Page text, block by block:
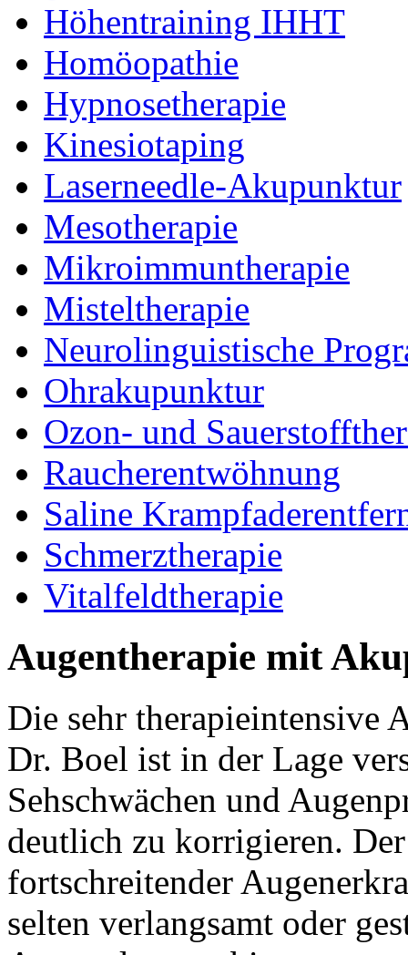
Höhentraining IHHT
Homöopathie
Hypnosetherapie
Kinesiotaping
Laserneedle-Akupunktur
Mesotherapie
Mikroimmuntherapie
Misteltherapie
Neurolinguistische
Ohrakupunktur
Ozon- und
Raucherentwöhnung
Saline
Schmerztherapie
Vitalfeldtherapie
Augentherapie mit
Die sehr therapieintensive
Dr. Boel ist in der Lage
Sehschwächen und
deutlich zu korrigieren.
fortschreitender
selten verlangsamt oder